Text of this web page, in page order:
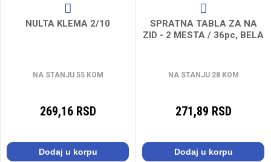
NULTA KLEMA 2/10
NA STANJU 55 KOM
269,16 RSD
Dodaj u korpu
SPRATNA TABLA ZA NA
ZID - 2 MESTA / 36pc, BELA
NA STANJU 28 KOM
271,89 RSD
Dodaj u korpu